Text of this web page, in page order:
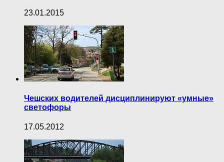
23.01.2015
Чешских водителей дисциплинируют «умные»
светофоры
17.05.2012